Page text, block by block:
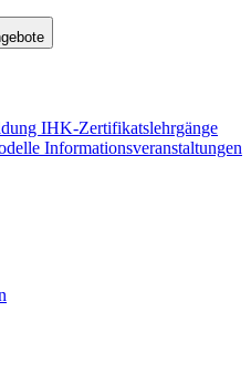
IHK-Zertifikatslehrgänge
Informationsveranstaltungen